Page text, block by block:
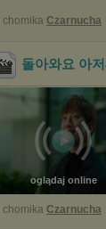
chomika Czarnucha
돌아와요 아
oglądaj online
chomika Czarnucha